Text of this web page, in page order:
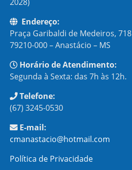
Endereço:
Praça Garibaldi de Medeiros, 718
79210-000 – Anastácio – MS
Horário de Atendimento:
Segunda à Sexta: das 7h às 12h.
Telefone:
(67) 3245-0530
E-mail:
cmanastacio@hotmail.com
Política de Privacidade